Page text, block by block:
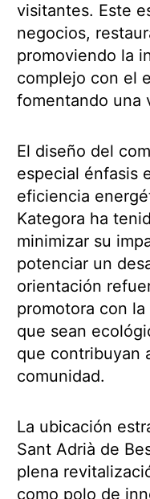
visitantes. Este
negocios,
promoviendo la
complejo con el
fomentando una
El diseño del
especial énfasis
eficiencia
Kategora ha
minimizar su
potenciar un
orientación
promotora con
que sean
que contribuyan
comunidad.
La ubicación
Sant Adrià de
plena
como polo de